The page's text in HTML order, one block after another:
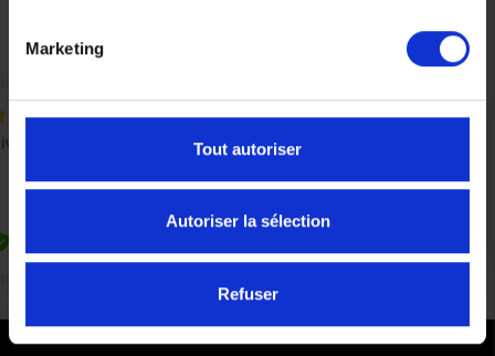
Marketing
Tout autoriser
Autoriser la sélection
Refuser